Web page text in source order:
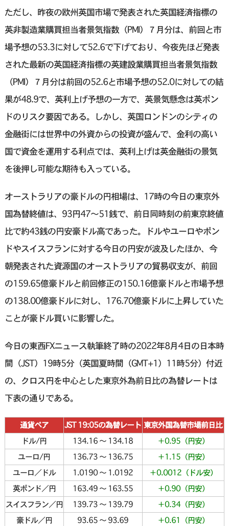
ただし、昨夜の欧州英国市場で発表された英国経済指標の
英非製造業購買担当者景気指数（PMI）７月分は、前回と市
場予想の53.3に対して52.6で下げており、今夜先ほど発表
された最新の英国経済指標の英建設業購買担当者景気指数
（PMI）７月分は前回の52.6と市場予想の52.0に対しての結
果が48.9で、英利上げ予想の一方で、英景気懸念は英ポン
ドのリスク要因である。しかし、英国ロンドンのシティの
金融街には世界中の外資からの投資が盛んで、金利の高い
国で資金を運用する利点では、英利上げは英金融街の景気
を後押し可能な期待も入っている。
オーストラリアの豪ドルの円相場は、17時の今日の東京外
国為替終値は、93円47〜51銭で、前日同時刻の前東京終値
比で約43銭の円安豪ドル高であった。ドルやユーロやポン
ドやスイスフランに対する今日の円安が波及したほか、今
朝発表された資源国のオーストラリアの貿易収支が、前回
の159.65億豪ドルと前回修正の150.16億豪ドルと市場予想
の138.00億豪ドルに対し、176.70億豪ドルに上昇していた
ことが豪ドル買いに影響した。
今日の東西FXニュース執筆終了時の2022年8月4日の日本時
間（JST）19時5分（英国夏時間（GMT+1）11時5分）付近
の、クロス円を中心とした東京外為前日比の為替レートは
下表の通りである。
通貨ペア JST 19:05の為替レート 東京外国為替市場前日比
ドル/円
134.16 〜 134.18
＋0.95（円安）
ユーロ/円
136.73 〜 136.75
＋1.15（円安）
ユーロ／ドル
1.0190 〜 1.0192
＋0.0012（ドル安）
英ポンド／円
163.49 〜 163.55
＋0.90（円安）
スイスフラン／円
139.73 〜 139.79
＋0.34（円安）
豪ドル／円
93.65 〜 93.69 ＋0.61（円安）